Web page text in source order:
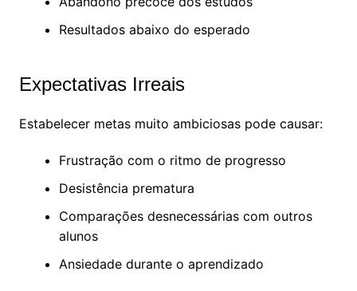
Resultados abaixo do esperado
Expectativas Irreais
Estabelecer metas muito ambiciosas pode causar:
Frustração com o ritmo de progresso
Desistência prematura
Comparações desnecessárias com outros
alunos
Ansiedade durante o aprendizado